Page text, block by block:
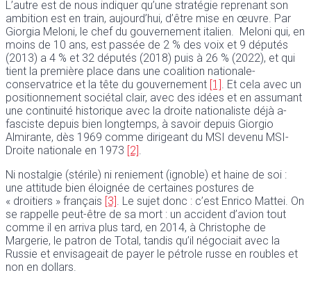
L’autre est de nous indiquer qu’une stratégie reprenant son
ambition est en train, aujourd’hui, d’être mise en œuvre. Par
Giorgia Meloni, le chef du gouvernement italien. Meloni qui, en
moins de 10 ans, est passée de 2 % des voix et 9 députés
(2013) a 4 % et 32 députés (2018) puis à 26 % (2022), et qui
tient la première place dans une coalition nationale-
conservatrice et la tête du gouvernement [1] . Et cela avec un
positionnement sociétal clair, avec des idées et en assumant
une continuité historique avec la droite nationaliste déjà a-
fasciste depuis bien longtemps, à savoir depuis Giorgio
Almirante, dès 1969 comme dirigeant du MSI devenu MSI-
Droite nationale en 1973 [2] .
Ni nostalgie (stérile) ni reniement (ignoble) et haine de soi :
une attitude bien éloignée de certaines postures de
« droitiers » français [3] . Le sujet donc : c’est Enrico Mattei. On
se rappelle peut-être de sa mort : un accident d’avion tout
comme il en arriva plus tard, en 2014, à Christophe de
Margerie, le patron de Total, tandis qu’il négociait avec la
Russie et envisageait de payer le pétrole russe en roubles et
non en dollars.